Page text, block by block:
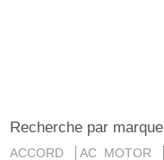
Recherche par marque
ACCORD AC MOTOR